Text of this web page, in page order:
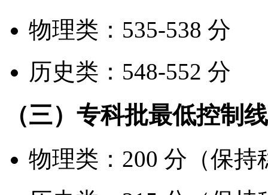
物理类：535-538 分
历史类：548-552 分
（三）专科批最低控制线
物理类：200 分（保持